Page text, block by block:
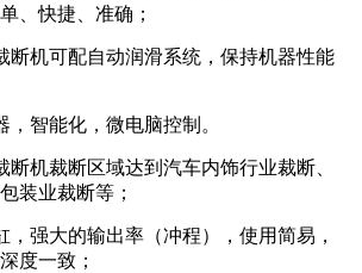
、快捷、准确；
断机可配自动润滑系统，保持机器性能
，智能化，微电脑控制。
断机裁断区域达到汽车内饰行业裁断、
装业裁断等；
，强大的输出率（冲程），使用简易，
度一致；